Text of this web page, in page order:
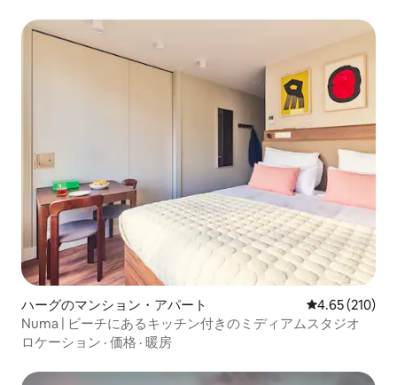
ハーグのマンション・アパート レビュー210
4.65 (210)
Numa | ビーチにあるキッチン付きのミディアムスタジオ
ロケーション · 価格 · 暖房